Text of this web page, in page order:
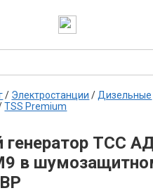
/ Электростанции / Дизельные
TSS Premium
генератор ТСС
в